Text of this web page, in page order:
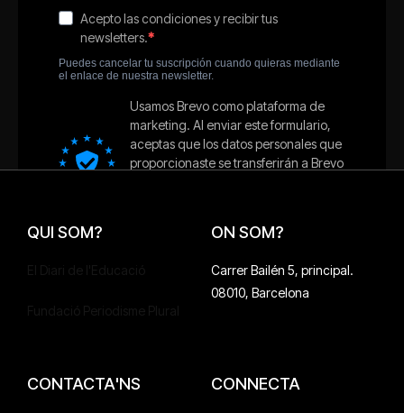
QUI SOM? ON SOM?
Carrer Bailén 5, principal.
08010, Barcelona
CONTACTA'NS CONNECTA